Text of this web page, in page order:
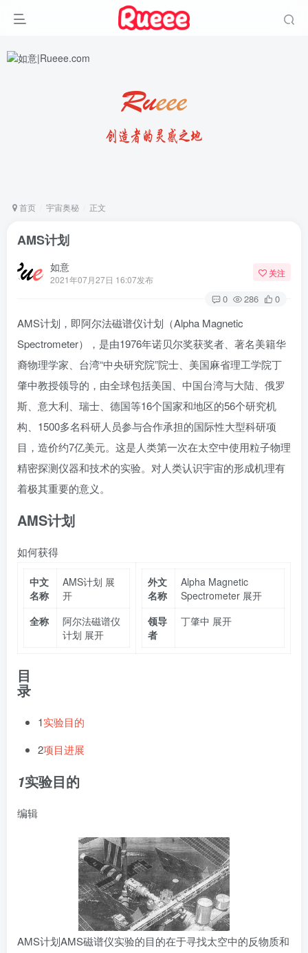
首页 宇宙奥秘 正文
AMS计划
如意
2021年07月27日 16:07发布
关注
0 286 0
AMS计划，即阿尔法磁谱仪计划（Alpha Magnetic
Spectrometer），是由1976年诺贝尔奖获奖者、著名美籍华
裔物理学家、台湾“中央研究院”院士、 美国麻省理工学院丁
肇中教授领导的，由全球包括美国、中国台湾与大陆、俄罗
斯、意大利、瑞士、德国等16个国家和地区的56个研究机
构、1500多名科研人员参与合作承担的国际性大型科研项
目，造价约7亿美元。这是人类第一次在太空中使用粒子物理
精密探测仪器和技术的实验。对人类认识宇宙的形成机理有
着极其重要的意义。
AMS计划
如何获得
中文
名称
AMS计划 展
开
全称
阿尔法磁谱仪
计划 展开
外文
名称
Alpha Magnetic
Spectrometer 展开
领导
者
丁肇中 展开
目
录
1实验目的
2项目进展
1实验目的
编辑
AMS计划AMS磁谱仪实验的目的在于寻找太空中的反物质和